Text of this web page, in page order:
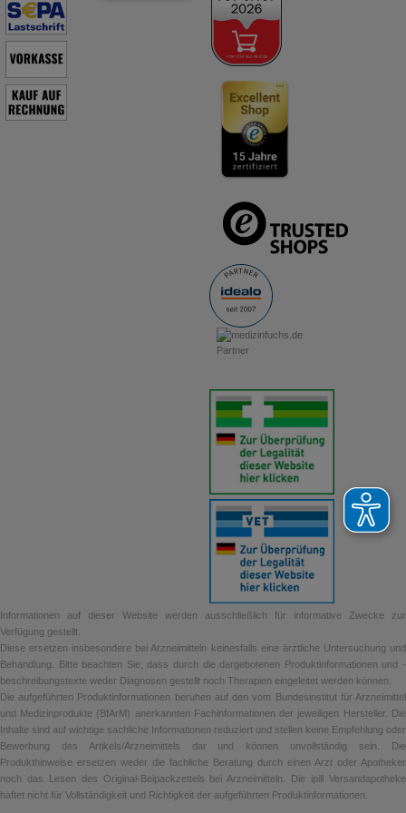
Verdauungsbeschwerden (dyspeptischen Beschwerden),
besonders bei funktionellen Störungen des ableitenden
Gallensystems. Hinweis: Bei Beschwerden, die länger als 1
Woche andauern oder periodisch wiederkehren, sollte, wie bei
Lactose.
Andere Mittel bei Säure bedingten Erkrankungen
Informationen auf dieser Website werden ausschließlich für informative Zwecke zur
Verfügung gestellt.
Diese ersetzen insbesondere bei Arzneimitteln keinesfalls eine ärztliche Untersuchung und
Behandlung. Bitte beachten Sie, dass durch die dargebotenen Produktinformationen und -
beschreibungstexte weder Diagnosen gestellt noch Therapien eingeleitet werden können.
Die aufgeführten Produktinformationen beruhen auf den vom Bundesinstitut für Arzneimittel
und Medizinprodukte (BfArM) anerkannten Fachinformationen der jeweiligen Hersteller. Die
Inhalte sind auf wichtige sachliche Informationen reduziert und stellen keine Empfehlung oder
Bewerbung des Artikels/Arzneimittels dar und können unvollständig sein. Die
Produkthinweise ersetzen weder die fachliche Beratung durch einen Arzt oder Apotheker
noch das Lesen des Original-Beipackzettels bei Arzneimitteln. Die ipill Versandapotheke
haftet nicht für Vollständigkeit und Richtigkeit der aufgeführten Produktinformationen.